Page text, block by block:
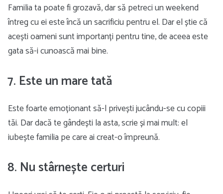
Familia ta poate fi grozavă, dar să petreci un weekend
întreg cu ei este încă un sacrificiu pentru el. Dar el știe că
acești oameni sunt importanți pentru tine, de aceea este
gata să-i cunoască mai bine.
7. Este un mare tată
Este foarte emoționant să-l privești jucându-se cu copiii
tăi. Dar dacă te gândești la asta, scrie și mai mult: el
iubește familia pe care ai creat-o împreună.
8. Nu stârnește certuri